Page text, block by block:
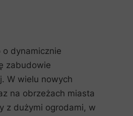
dynamicznie
zabudowie
W wielu nowych
na obrzeżach miasta
z dużymi ogrodami, w